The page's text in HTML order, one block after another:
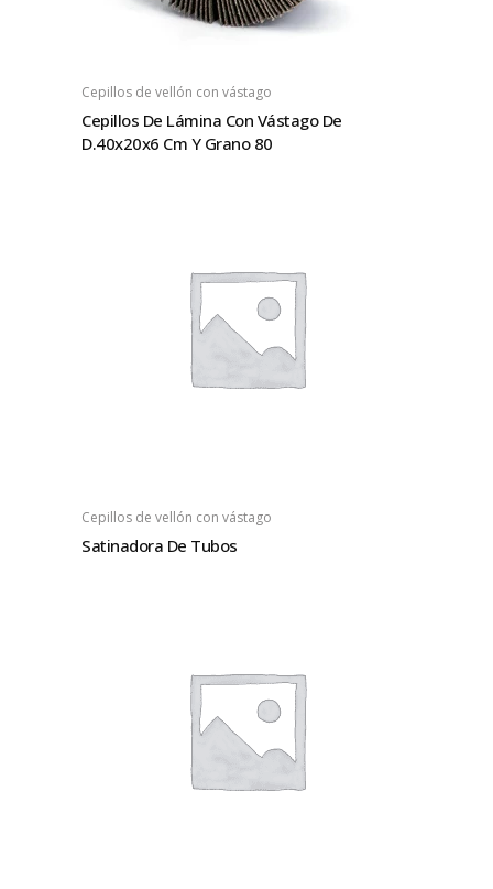
Cepillos de vellón con vástago
Cepillos De Lámina Con Vástago De
D.40x20x6 Cm Y Grano 80
Cepillos de vellón con vástago
Satinadora De Tubos